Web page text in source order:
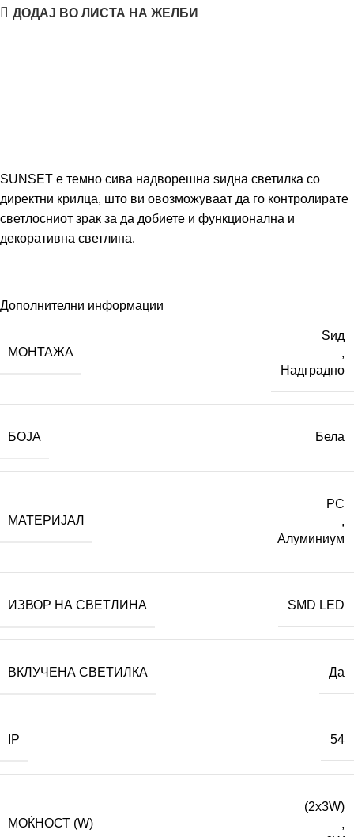
ДОДАЈ ВО ЛИСТА НА ЖЕЛБИ
SUNSET е темно сива надворешна ѕидна светилка со
директни крилца, што ви овозможуваат да го контролирате
светлосниот зрак за да добиете и функционална и
декоративна светлина.
Дополнителни информации
МОНТАЖА
Ѕид
,
Надградно
БОЈА Бела
МАТЕРИЈАЛ
PC
,
Алуминиум
ИЗВОР НА СВЕТЛИНА SMD LED
ВКЛУЧЕНА СВЕТИЛКА Да
IP 54
МОЌНОСТ (W)
(2x3W)
,